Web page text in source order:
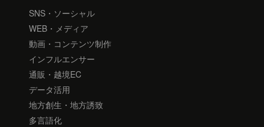
SNS・ソーシャル
WEB・メディア
動画・コンテンツ制作
インフルエンサー
通販・越境EC
データ活用
地方創生・地方誘致
多言語化